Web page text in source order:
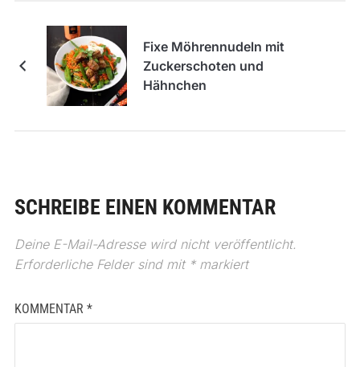
Fixe Möhrennudeln mit
Zuckerschoten und
Hähnchen
SCHREIBE EINEN KOMMENTAR
Deine E-Mail-Adresse wird nicht veröffentlicht.
Erforderliche Felder sind mit *markiert
KOMMENTAR *